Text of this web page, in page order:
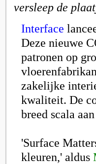
versleep de
Interface
Deze nieuwe
patronen op
zakelijke
kwaliteit. De
breed scala
'Surface
kleuren,' aldus